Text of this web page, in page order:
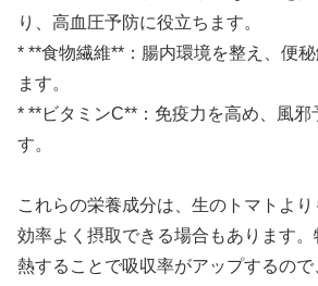
り、高血圧予防に役立ちます。
* **食物繊維**：腸内環境を整え、便
ます。
* **ビタミンC**：免疫力を高め、風邪
す。
これらの栄養成分は、生のトマトより
効率よく摂取できる場合もあります
熱することで吸収率がアップするの